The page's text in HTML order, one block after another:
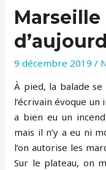
9 décembre 2019 /
À pied, la balade se
l’écrivain évoque
a bien eu un
mais il n’y a eu ni
l’on autorise les
Sur le plateau, on